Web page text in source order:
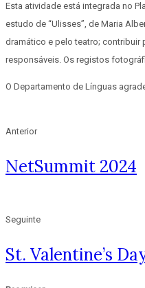
Esta atividade está integrada no
estudo de “Ulisses”, de Maria
dramático e pelo teatro;
responsáveis. Os registos
O Departamento de Línguas
Anterior
NetSummit 2024
Seguinte
St. Valentine’s